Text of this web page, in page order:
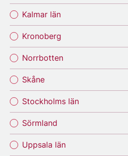
Kalmar län
Kronoberg
Norrbotten
Skåne
Stockholms län
Sörmland
Uppsala län